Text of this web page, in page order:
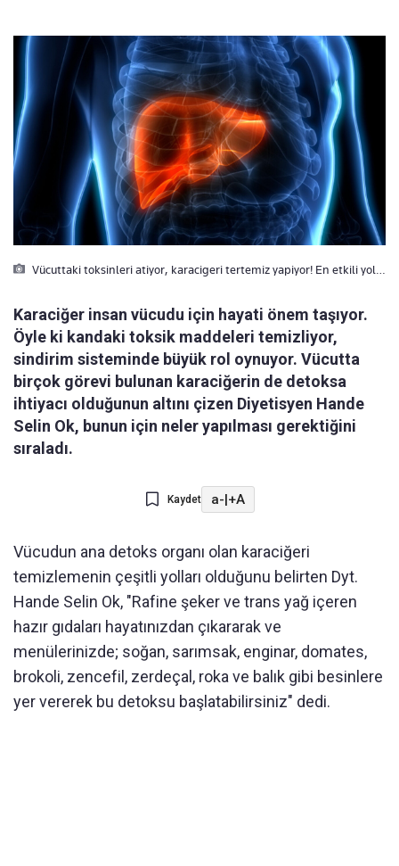
Vücuttaki toksinleri atiyor, karacigeri tertemiz yapiyor! En etkili yol…
Karaciğer insan vücudu için hayati önem taşıyor.
Öyle ki kandaki toksik maddeleri temizliyor,
sindirim sisteminde büyük rol oynuyor. Vücutta
birçok görevi bulunan karaciğerin de detoksa
ihtiyacı olduğunun altını çizen Diyetisyen Hande
Selin Ok, bunun için neler yapılması gerektiğini
sıraladı.
Kaydet a-|+A
Vücudun ana detoks organı olan karaciğeri
temizlemenin çeşitli yolları olduğunu belirten Dyt.
Hande Selin Ok, "Rafine şeker ve trans yağ içeren
hazır gıdaları hayatınızdan çıkararak ve
menülerinizde; soğan, sarımsak, enginar, domates,
brokoli, zencefil, zerdeçal, roka ve balık gibi besinlere
yer vererek bu detoksu başlatabilirsiniz" dedi.